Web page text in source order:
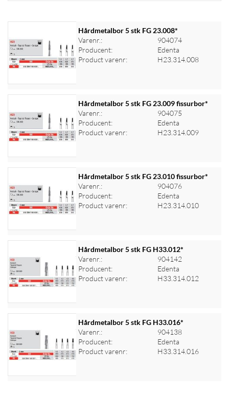
Hårdmetalbor 5 stk FG 23.008*
Varenr.:
904074
Producent:
Edenta
Product varenr:
H23.314.008
Log ind for at se priser
Hårdmetalbor 5 stk FG 23.009 fissurbor*
Varenr.:
904075
Producent:
Edenta
Product varenr:
H23.314.009
Log ind for at se priser
Hårdmetalbor 5 stk FG 23.010 fissurbor*
Varenr.:
904076
Producent:
Edenta
Product varenr:
H23.314.010
Log ind for at se priser
Hårdmetalbor 5 stk FG H33.012*
Varenr.:
904142
Producent:
Edenta
Product varenr:
H33.314.012
Log ind for at se priser
Hårdmetalbor 5 stk FG H33.016*
Varenr.:
904138
Producent:
Edenta
Product varenr:
H33.314.016